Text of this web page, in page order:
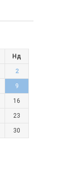
Нд
2
9
16
23
30